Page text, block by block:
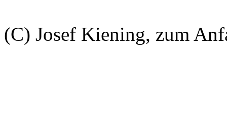
(C) Josef Kiening, zum